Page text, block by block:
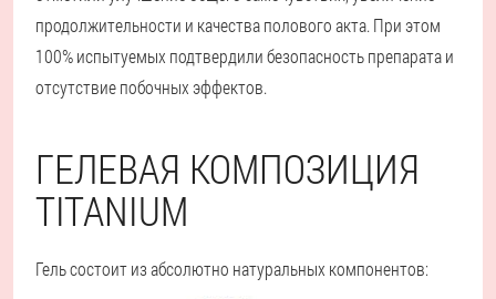
продолжительности и качества полового акта. При этом
100% испытуемых подтвердили безопасность препарата и
отсутствие побочных эффектов.
ГЕЛЕВАЯ КОМПОЗИЦИЯ
TITANIUM
Гель состоит из абсолютно натуральных компонентов: